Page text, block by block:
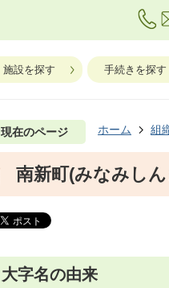
施設を探す 手続きを探す
現在のページ ホーム 組
南新町(みなみし
大字名の由来